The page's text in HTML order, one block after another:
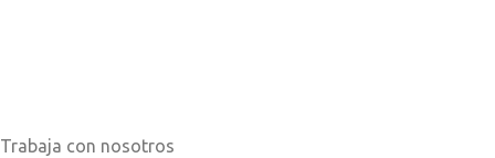
Trabaja con nosotros